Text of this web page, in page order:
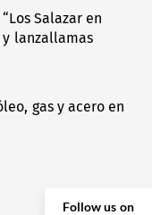
Salazar en
y lanzallamas
gas y acero en
Follow us on